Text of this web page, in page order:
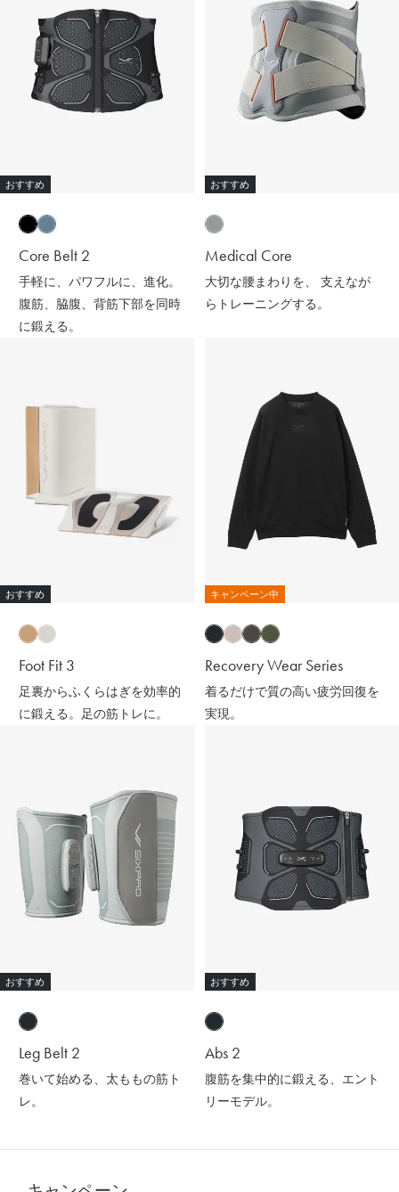
おすすめ
Core Belt 2
手軽に、パワフルに、進化。
腹筋、脇腹、背筋下部を同時
に鍛える。
おすすめ
Medical Core
大切な腰まわりを、 支えなが
らトレーニングする。
おすすめ
Foot Fit 3
足裏からふくらはぎを効率的
に鍛える。足の筋トレに。
キャンペーン中
Recovery Wear Series
着るだけで質の高い疲労回復を
実現。
おすすめ
Leg Belt 2
巻いて始める、太ももの筋ト
レ。
おすすめ
Abs 2
腹筋を集中的に鍛える、エント
リーモデル。